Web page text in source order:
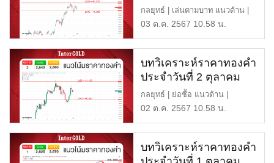
2567
กลยุทธ์ | เล่นตามบาท แนวต้าน |
$2,680 หรือ 41,700 บ […]
03 ต.ค. 2567 10.58 น.
บทวิเคราะห์ราคาทองคำ
ประจำวันที่ 2 ตุลาคม
2567
กลยุทธ์ | ย่อซื้อ แนวต้าน |
$2,680 หรือ 41,100 บาท […]
02 ต.ค. 2567 10.58 น.
บทวิเคราะห์ราคาทองคำ